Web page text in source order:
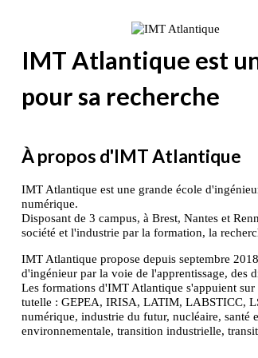
IMT Atlantique est
pour sa recherche
À propos d'IMT Atlantique
IMT Atlantique est une grande école
numérique.
Disposant de 3 campus, à Brest, Nantes et
société et l'industrie par la formation, la
IMT Atlantique propose depuis septembre
d'ingénieur par la voie de l'apprentissage, des
Les formations d'IMT Atlantique s'appuient
tutelle : GEPEA, IRISA, LATIM, LABSTICC,
numérique, industrie du futur, nucléaire, santé
environnementale, transition industrielle,